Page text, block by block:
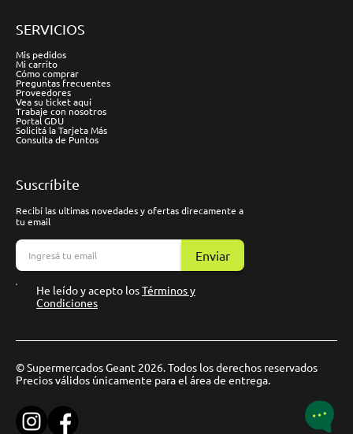
SERVICIOS
Mis pedidos
Mi carrito
Cómo comprar
Preguntas frecuentes
Proveedores
Vea su ticket aquí
Trabaje con nosotros
Portal GDU
Solicitá la Tarjeta Más
Consulta de Puntos
Suscríbite
Recibí las ultimas novedades y ofertas direcamente a
tu email
Enviar
He leído y acepto losTérminos y
Condiciones
© Supermercados Geant 2026. Todos los derechos reservados
Precios válidos únicamente para el área de entrega.